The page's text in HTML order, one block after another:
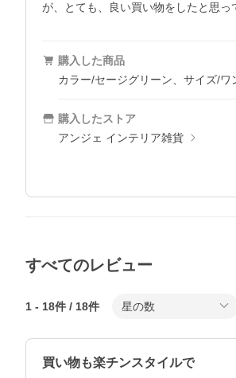
が、とても、良い買い物をしたと思
購入した商品
カラー/セージグリーン、サイズ/ワ
購入したストア
アンジェ インテリア雑貨
すべてのレビュー
1 - 18件 / 18件 星の数
買い物も楽チンスタイルで